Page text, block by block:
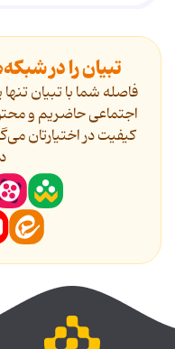
تبیان را در
فاصله شما با تبیان
اجتماعی حاضریم و
کیفیت در اختیارتان